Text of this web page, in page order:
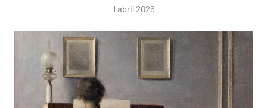
1 abril 2026